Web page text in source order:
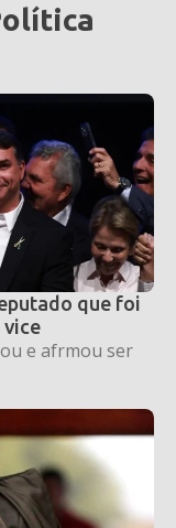
que foi
vice
e afrmou ser